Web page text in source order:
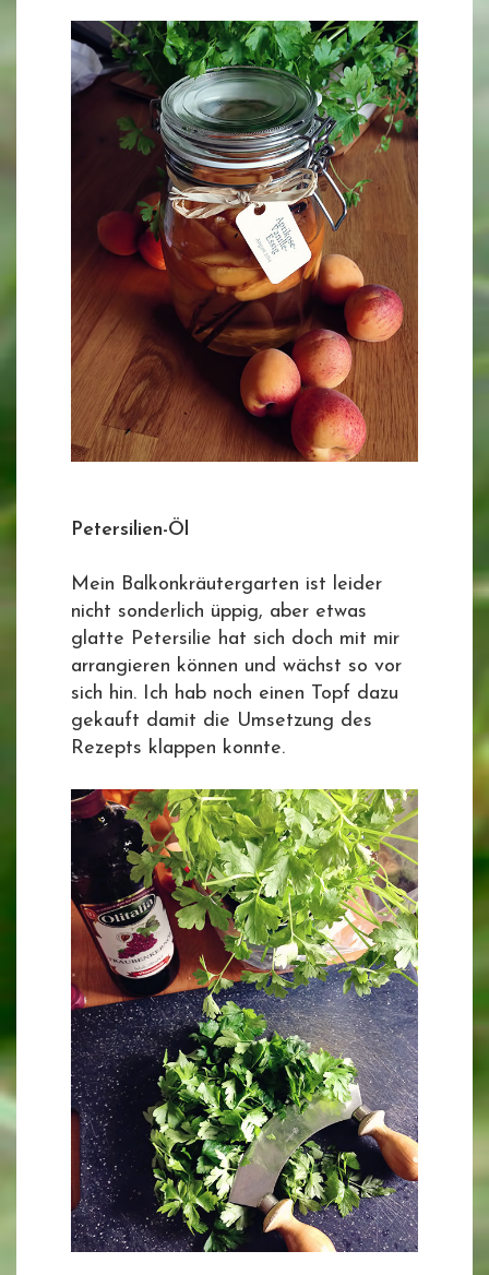
Petersilien-Öl
Mein Balkonkräutergarten ist leider
nicht sonderlich üppig, aber etwas
glatte Petersilie hat sich doch mit mir
arrangieren können und wächst so vor
sich hin. Ich hab noch einen Topf dazu
gekauft damit die Umsetzung des
Rezepts klappen konnte.